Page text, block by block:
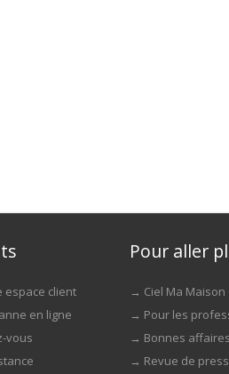
espace client
en ligne
vous
Pour aller
→ Ciel Ma
→ Pour les
→ Bonnes affaires
→ Revue de